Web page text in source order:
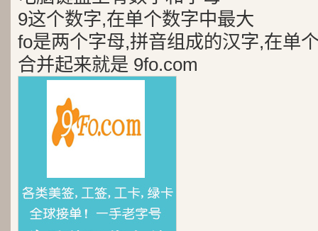
9这个数字,在单个数字中最大
fo是两个字母,拼音组成的汉字,在单
合并起来就是 9fo.com